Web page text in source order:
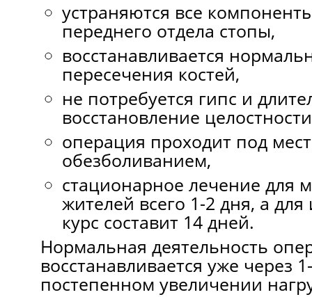
устраняются все
переднего отдела стопы,
восстанавливается
пересечения костей,
не потребуется гипс и
восстановление
операция проходит под
обезболиванием,
стационарное лечение для
жителей всего 1-2 дня, а
курс составит 14 дней.
Нормальная деятельность
восстанавливается уже через
постепенном увеличении